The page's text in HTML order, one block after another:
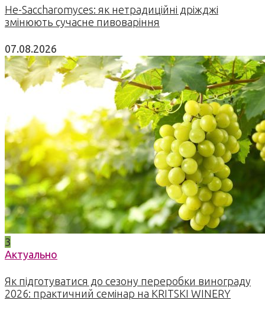
Не-Saccharomyces: як нетрадиційні дріжджі
змінюють сучасне пивоваріння
07.08.2026
3
Актуально
Як підготуватися до сезону переробки винограду
2026: практичний семінар на KRITSKI WINERY